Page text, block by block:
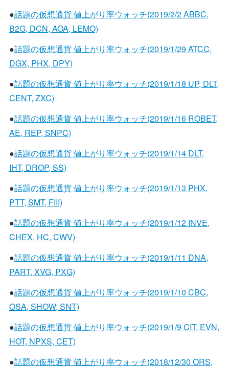
●話題の仮想通貨 値上がり率ウォッチ(2019/2/2 ABBC,
B2G, DCN, AOA, LEMO)
●話題の仮想通貨 値上がり率ウォッチ(2019/1/29 ATCC,
DGX, PHX, DPY)
●話題の仮想通貨 値上がり率ウォッチ(2019/1/18 UP, DLT,
CENT, ZXC)
●話題の仮想通貨 値上がり率ウォッチ(2019/1/16 ROBET,
AE, REP, SNPC)
●話題の仮想通貨 値上がり率ウォッチ(2019/1/14 DLT,
IHT, DROP, SS)
●話題の仮想通貨 値上がり率ウォッチ(2019/1/13 PHX,
PTT, SMT, FIII)
●話題の仮想通貨 値上がり率ウォッチ(2019/1/12 INVE,
CHEX, HC, CWV)
●話題の仮想通貨 値上がり率ウォッチ(2019/1/11 DNA,
PART, XVG, PXG)
●話題の仮想通貨 値上がり率ウォッチ(2019/1/10 CBC,
OSA, SHOW, SNT)
●話題の仮想通貨 値上がり率ウォッチ(2019/1/9 CIT, EVN,
HOT, NPXS, CET)
●話題の仮想通貨 値上がり率ウォッチ(2018/12/30 ORS,